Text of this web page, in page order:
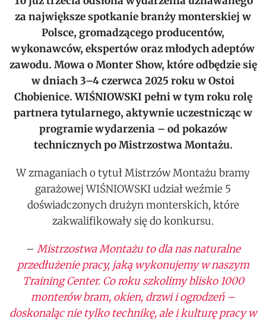
za największe spotkanie branży monterskiej w
Polsce, gromadzącego producentów,
wykonawców, ekspertów oraz młodych adeptów
zawodu. Mowa o Monter Show, które odbędzie się
w dniach 3–4 czerwca 2025 roku w Ostoi
Chobienice. WIŚNIOWSKI pełni w tym roku rolę
partnera tytularnego, aktywnie uczestnicząc w
programie wydarzenia – od pokazów
technicznych po Mistrzostwa Montażu.
W zmaganiach o tytuł Mistrzów Montażu bramy
garażowej WIŚNIOWSKI udział weźmie 5
doświadczonych drużyn monterskich, które
zakwalifikowały się do konkursu.
– Mistrzostwa Montażu to dla nas naturalne
przedłużenie pracy, jaką wykonujemy w naszym
Training Center. Co roku szkolimy blisko 1000
monterów bram, okien, drzwi i ogrodzeń –
doskonaląc nie tylko technikę, ale i kulturę pracy w